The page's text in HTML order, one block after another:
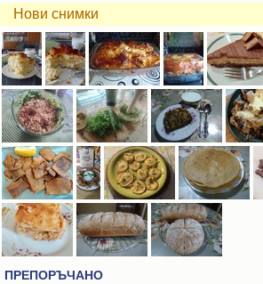
Нови снимки